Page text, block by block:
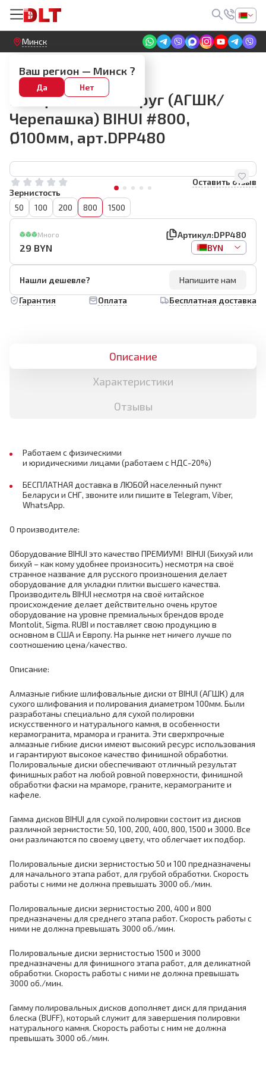
Круглосуточный! Прием заявок на сайте
Минск
Ваш регион — Минск ?
Да Нет
АГШК #500–3000
Алмазный гибкий
шлифовальный круг (АГШК/
Черепашка) BIHUI #800,
Ø100мм, арт.DPP480
Оставить отзыв
Зернистость
50
100 200 800 1500
Много Артикул:DPP480
29 BYN BYN
Нашли дешевле?
Напишите нам
Гарантия
Оплата Бесплатная доставка
Описание
Характеристики
Отзывы
Работаем с физическими
и юридическими лицами (работаем с НДС-20%)
БЕСПЛАТНАЯ доставка в ЛЮБОЙ населенный пункт
Беларуси и СНГ, звоните или пишите в Telegram, Viber,
WhatsApp.
О производителе:
Оборудование BIHUI это качество ПРЕМИУМ! BIHUI (Бихуэй или
бихуй – как кому удобнее произносить) несмотря на своё
странное название для русского произношения делает
оборудование для укладки плитки высшего качества.
Производитель BIHUI несмотря на своё китайское
происхождение делает действительно очень крутое
оборудование на уровне премиальных брендов вроде
Montolit, Sigma. RUBI и поставляет свою продукцию в
основном в США и Европу. На рынке нет ничего лучше по
соотношению цена/качество.
Описание:
Алмазные гибкие шлифовальные диски от BIHUI (АГШК) для
сухого шлифования и полирования диаметром 100мм. Были
разработаны специально для сухой полировки
искусственного и натурального камня, в особенности
керамогранита, мрамора и гранита. Эти сверхпрочные
алмазные гибкие диски имеют высокий ресурс использования
и гарантируют высокое качество финишной обработки.
Полировальные диски обеспечивают отличный результат
финишных работ на любой ровной поверхности, финишной
обработки фаски на мраморе, граните, керамограните и
кафеле.
Гамма дисков BIHUI для сухой полировки состоит из дисков
различной зернистости: 50, 100, 200, 400, 800, 1500 и 3000. Все
они различаются по своему цвету, что облегчает их подбор.
Полировальные диски зернистостью 50 и 100 предназначены
для начального этапа работ, для грубой обработки. Скорость
работы с ними не должна превышать 3000 об./мин.
Полировальные диски зернистостью 200, 400 и 800
предназначены для среднего этапа работ. Скорость работы с
ними не должна превышать 3000 об./мин.
Полировальные диски зернистостью 1500 и 3000
предназначены для финишного этапа работ, для деликатной
обработки. Скорость работы с ними не должна превышать
3000 об./мин.
Гамму полировальных дисков дополняет диск для придания
блеска (BUFF), который служит для завершения полировки
натурального камня. Скорость работы с ним не должна
превышать 3000 об./мин.